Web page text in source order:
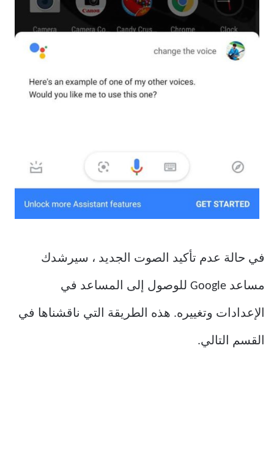
في حالة عدم تأكيد الصوت الجديد ، سيرشدك
مساعد Google للوصول إلى المساعد في
الإعدادات وتغييره. هذه الطريقة التي ناقشناها في
القسم التالي.